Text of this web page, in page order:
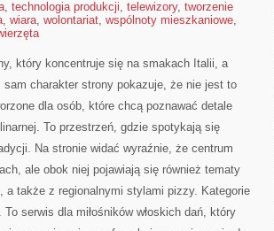
, technologia produkcji, telewizory, tworzenie
, wiara, wolontariat, wspólnoty mieszkaniowe,
który koncentruje się na smakach Italii, a
charakter strony pokazuje, że nie jest to
dla osób, które chcą poznawać detale
To przestrzeń, gdzie spotykają się
Na stronie widać wyraźnie, że centrum
ale obok niej pojawiają się również tematy
a także z regionalnymi stylami pizzy. Kategorie
serwis dla miłośników włoskich dań, który